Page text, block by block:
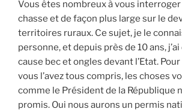
Vous êtes nombreux à vous interroger
chasse et de façon plus large sur le
territoires ruraux. Ce sujet, je le
personne, et depuis près de 10 ans,
cause bec et ongles devant l’Etat.
vous l’avez tous compris, les choses
comme le Président de la République
promis. Oui nous aurons un permis